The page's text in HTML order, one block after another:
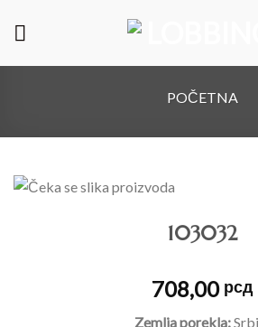
POČETNA
103032
708,00 рсд
Zemlja porekla: